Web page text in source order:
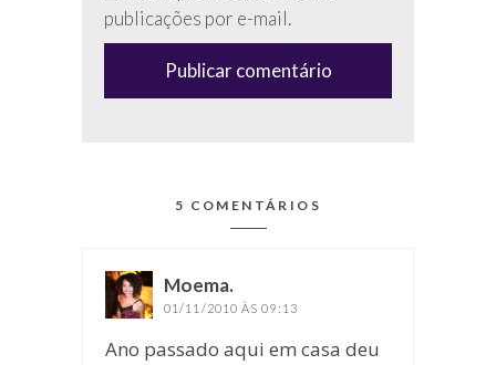
campo
(anti-
publicações por e-mail.
5 COMENTÁRIOS
Moema.
01/11/2010 ÀS 09:13
Ano passado aqui em casa deu